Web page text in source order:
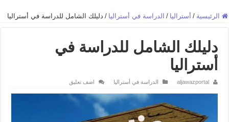
الرئيسية / أستراليا / الدراسة في أستراليا / دليلك الشامل للدراسة في أستراليا
دليلك الشامل للدراسة في
أستراليا
aljawazportal الدراسة في أستراليا اضف تعليق